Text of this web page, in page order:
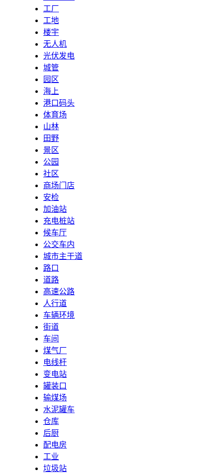
工厂
工地
楼宇
无人机
光伏发电
城管
园区
海上
港口码头
体育场
山林
田野
景区
公园
社区
商场门店
安检
加油站
充电桩站
候车厅
公交车内
城市主干道
路口
道路
高速公路
人行道
车辆环境
街道
车间
煤气厂
电线杆
变电站
罐装口
输煤场
水泥罐车
仓库
后厨
配电房
工业
垃圾站